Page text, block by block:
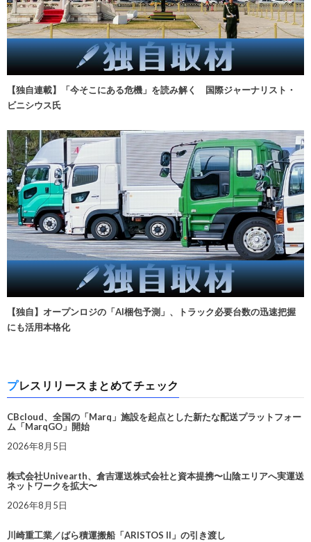
【独自連載】「今そこにある危機」を読み解く 国際ジャーナリスト・
ビニシウス氏
【独自】オープンロジの「AI梱包予測」、トラック必要台数の迅速把握
にも活用本格化
プレスリリースまとめてチェック
CBcloud、全国の「Marq」施設を起点とした新たな配送プラットフォー
ム「MarqGO」開始
2026年8月5日
株式会社Univearth、倉吉運送株式会社と資本提携〜山陰エリアへ実運送
ネットワークを拡大〜
2026年8月5日
川崎重工業／ばら積運搬船「ARISTOS II」の引き渡し